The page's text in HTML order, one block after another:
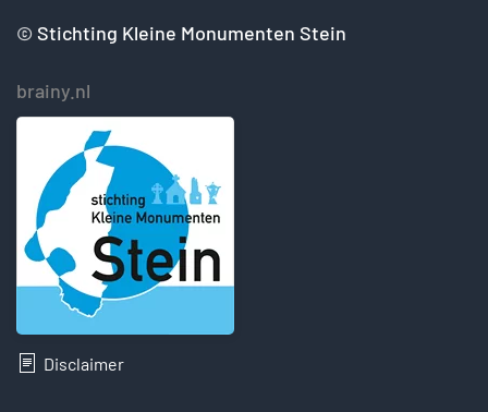
© Stichting Kleine Monumenten Stein
brainy.nl
Disclaimer